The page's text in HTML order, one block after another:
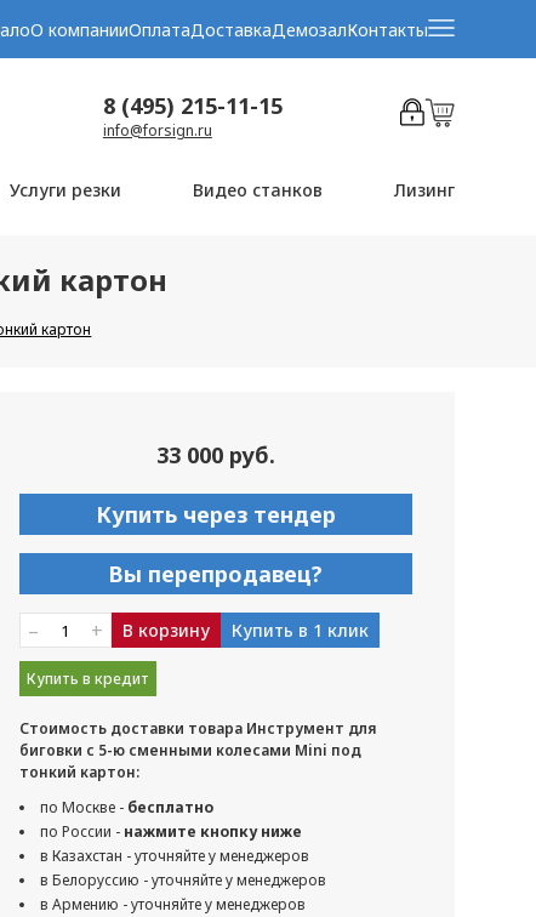
О компанииОплатаДоставкаДемозалКонтакты
8 (495) 215-11-15
info@forsign.ru
Услуги резки Видео станков Лизинг
картон
картон
33 000 руб.
Купить через тендер
Вы перепродавец?
– + В корзину Купить в 1 клик
Купить в кредит
Стоимость доставки товара Инструмент для
биговки с 5-ю сменными колесами Mini под
тонкий картон:
по Москве - бесплатно
по России - нажмите кнопку ниже
в Казахстан - уточняйте у менеджеров
в Белоруссию - уточняйте у менеджеров
в Армению - уточняйте у менеджеров